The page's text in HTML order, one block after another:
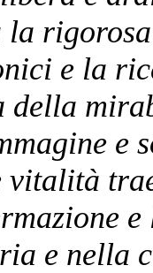
la
e la
della
e
e nella